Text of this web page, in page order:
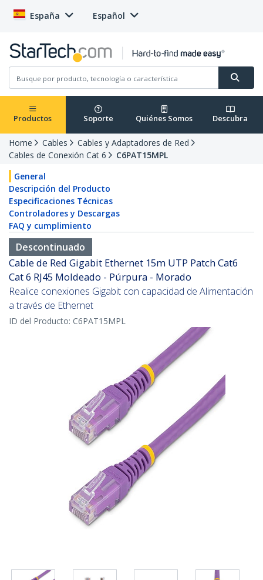
España Español
Productos Soporte Quiénes Somos Descubra
Home Cables
Cables y Adaptadores de Red
Cables de Conexión Cat 6
C6PAT15MPL
General
Descripción del Producto
Especificaciones Técnicas
Controladores y Descargas
FAQ y cumplimiento
Descontinuado
Cable de Red Gigabit Ethernet 15m UTP Patch Cat6
Cat 6 RJ45 Moldeado - Púrpura - Morado
Realice conexiones Gigabit con capacidad de Alimentación
a través de Ethernet
ID del Producto: C6PAT15MPL